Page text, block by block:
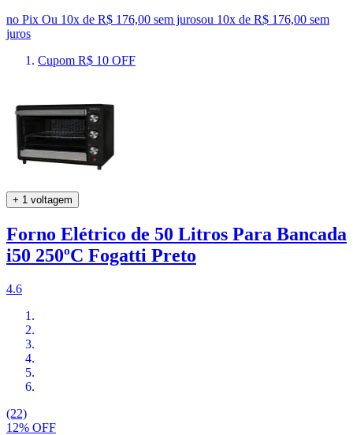
no Pix Ou 10x de R$ 176,00 sem jurosou 10x de R$ 176,00 sem
juros
Cupom R$ 10 OFF
+ 1 voltagem
Forno Elétrico de 50 Litros Para Bancada
i50 250ºC Fogatti Preto
4.6
(22)
12% OFF